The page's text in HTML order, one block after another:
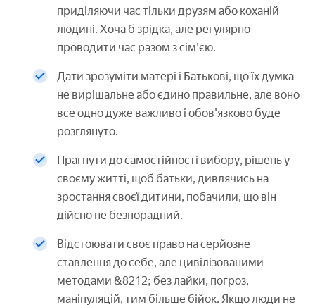
приділяючи час тільки друзям або коханій
людині. Хоча б зрідка, але регулярно
проводити час разом з сім'єю.
Дати зрозуміти матері і Батькові, що їх думка
не вирішальне або єдино правильне, але воно
все одно дуже важливо і обов'язково буде
розглянуто.
Прагнути до самостійності вибору, рішень у
своєму житті, щоб батьки, дивлячись на
зростання своєї дитини, побачили, що він
дійсно не безпорадний.
Відстоювати своє право на серйозне
ставлення до себе, але цивілізованими
методами &8212; без лайки, погроз,
маніпуляцій, тим більше бійок. Якщо люди не